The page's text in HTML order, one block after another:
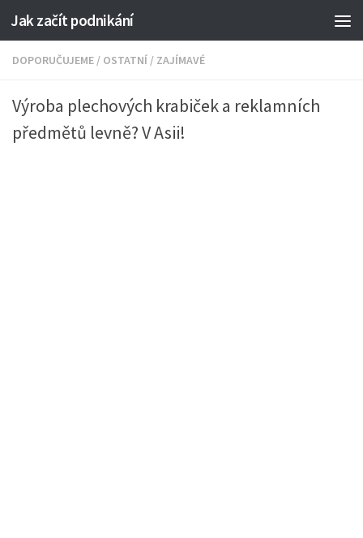
Jak začít podnikání
DOPORUČUJEME / OSTATNÍ / ZAJÍMAVÉ
Výroba plechových krabiček a reklamních
předmětů levně? V Asii!